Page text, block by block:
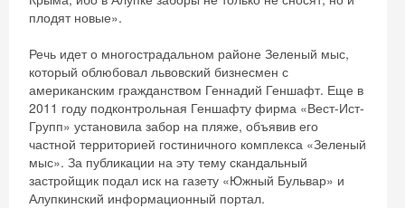
плодят новые».
Речь идет о многострадальном районе Зеленый мыс,
который облюбовал львовский бизнесмен с
американским гражданством Геннадий Геншафт. Еще в
2011 году подконтрольная Геншафту фирма «Вест-Ист-
Групп» установила забор на пляже, объявив его
частной территорией гостиничного комплекса «Зеленый
мыс». За публикации на эту тему скандальный
застройщик подал иск на газету «Южный Бульвар» и
Алупкинский информационный портал.